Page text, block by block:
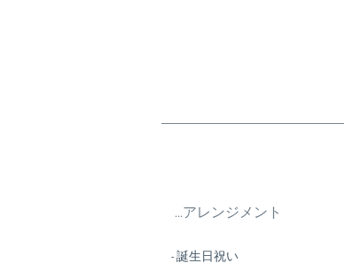
...アレンジメント
- 誕生日祝い